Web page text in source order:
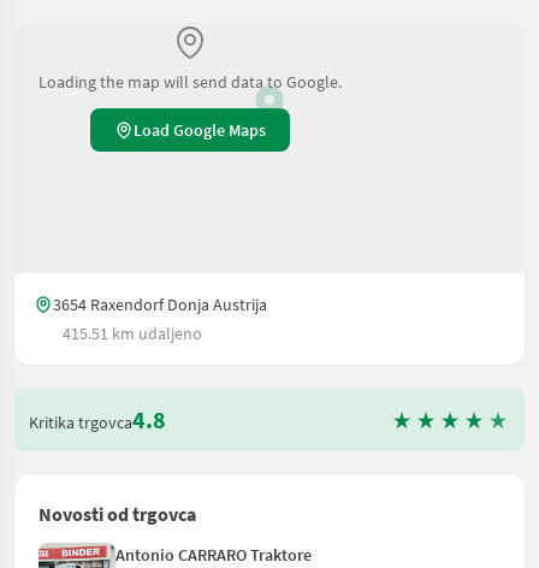
Loading the map will send data to Google.
Load Google Maps
3654 Raxendorf Donja Austrija
415.51 km udaljeno
Kritika trgovca4.8
Novosti od trgovca
Antonio CARRARO Traktore